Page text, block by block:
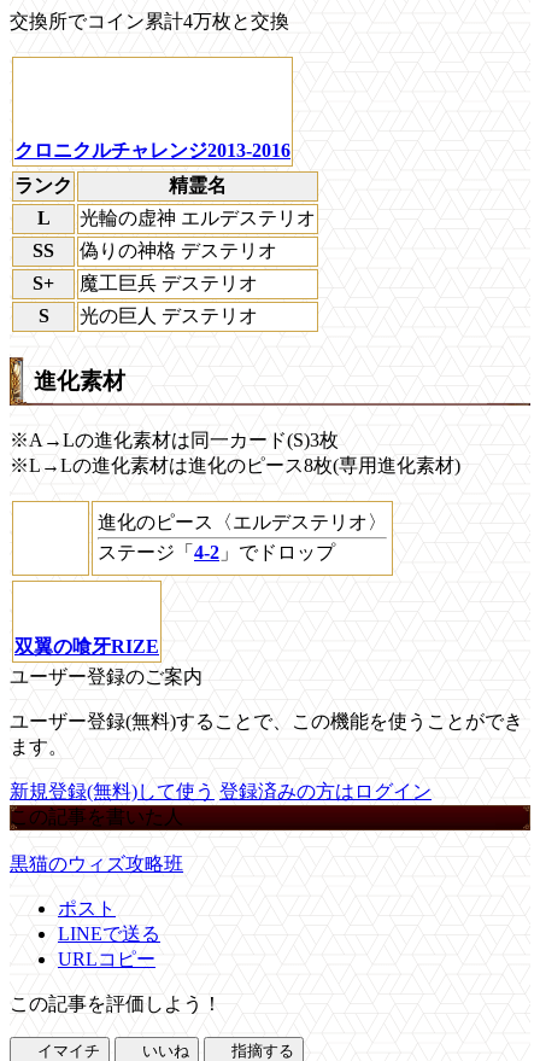
交換所でコイン累計4万枚と交換
クロニクルチャレンジ2013-2016
ランク
精霊名
L
光輪の虚神 エルデステリオ
SS
偽りの神格 デステリオ
S+
魔工巨兵 デステリオ
S
光の巨人 デステリオ
進化素材
※A→Lの進化素材は同一カード(S)3枚
※L→Lの進化素材は進化のピース8枚(専用進化素材)
進化のピース〈エルデステリオ〉
ステージ「 4-2 」でドロップ
双翼の喰牙RIZE
ユーザー登録のご案内
ユーザー登録(無料)することで、この機能を使うことができ
ます。
新規登録(無料)して使う 登録済みの方はログイン
この記事を書いた人
黒猫のウィズ攻略班
ポスト
LINEで送る
URLコピー
この記事を評価しよう！
イマイチ いいね 指摘する